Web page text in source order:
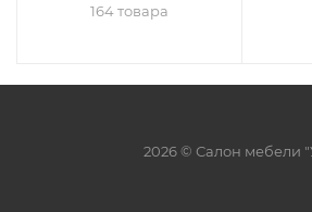
164 товара
2026 © Салон мебели